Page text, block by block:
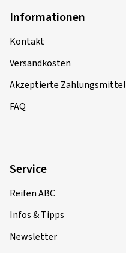
Informationen
Kontakt
Versandkosten
Akzeptierte Zahlungsmittel
FAQ
Service
Reifen ABC
Infos & Tipps
Newsletter